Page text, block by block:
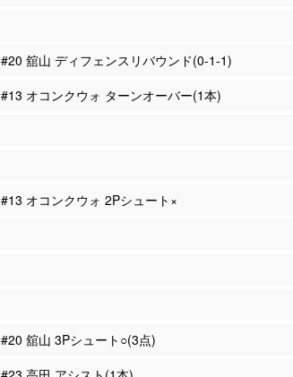
#20 舘山 ディフェンスリバウンド(0-1-1)
#13 オコンクウォ ターンオーバー(1本)
#13 オコンクウォ 2Pシュート×
#20 舘山 3Pシュート○(3点)